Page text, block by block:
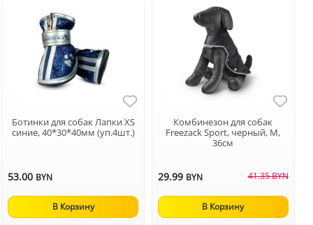
Ботинки для собак Лапки XS
синие, 40*30*40мм (уп.4шт.)
53.00 BYN
В Корзину
Комбинезон для собак
Freezack Sport, черный, M,
36см
29.99 BYN 41.35 BYN
В Корзину